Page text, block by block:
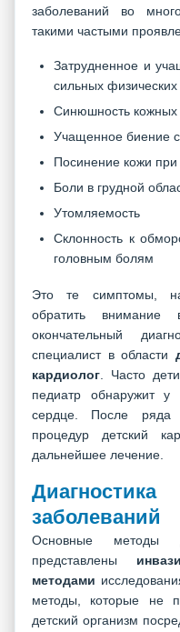
заболеваний во
такими частыми
Затрудненное и
сильных физических
Синюшность кожных
Учащенное биение
Посинение кожи при
Боли в грудной
Утомляемость
Склонность к
головным болям
Это те симптомы,
обратить
окончательный
специалист в области
кардиолог . Часто
педиатр обнаружит
сердце. После ряда
процедур детский
дальнейшее лечение.
Диагностика
заболеваний
Основные методы
представлены
методами
методы, которые не
детский организм